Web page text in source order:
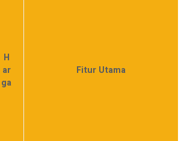
H
ar
ga
Fitur Utama